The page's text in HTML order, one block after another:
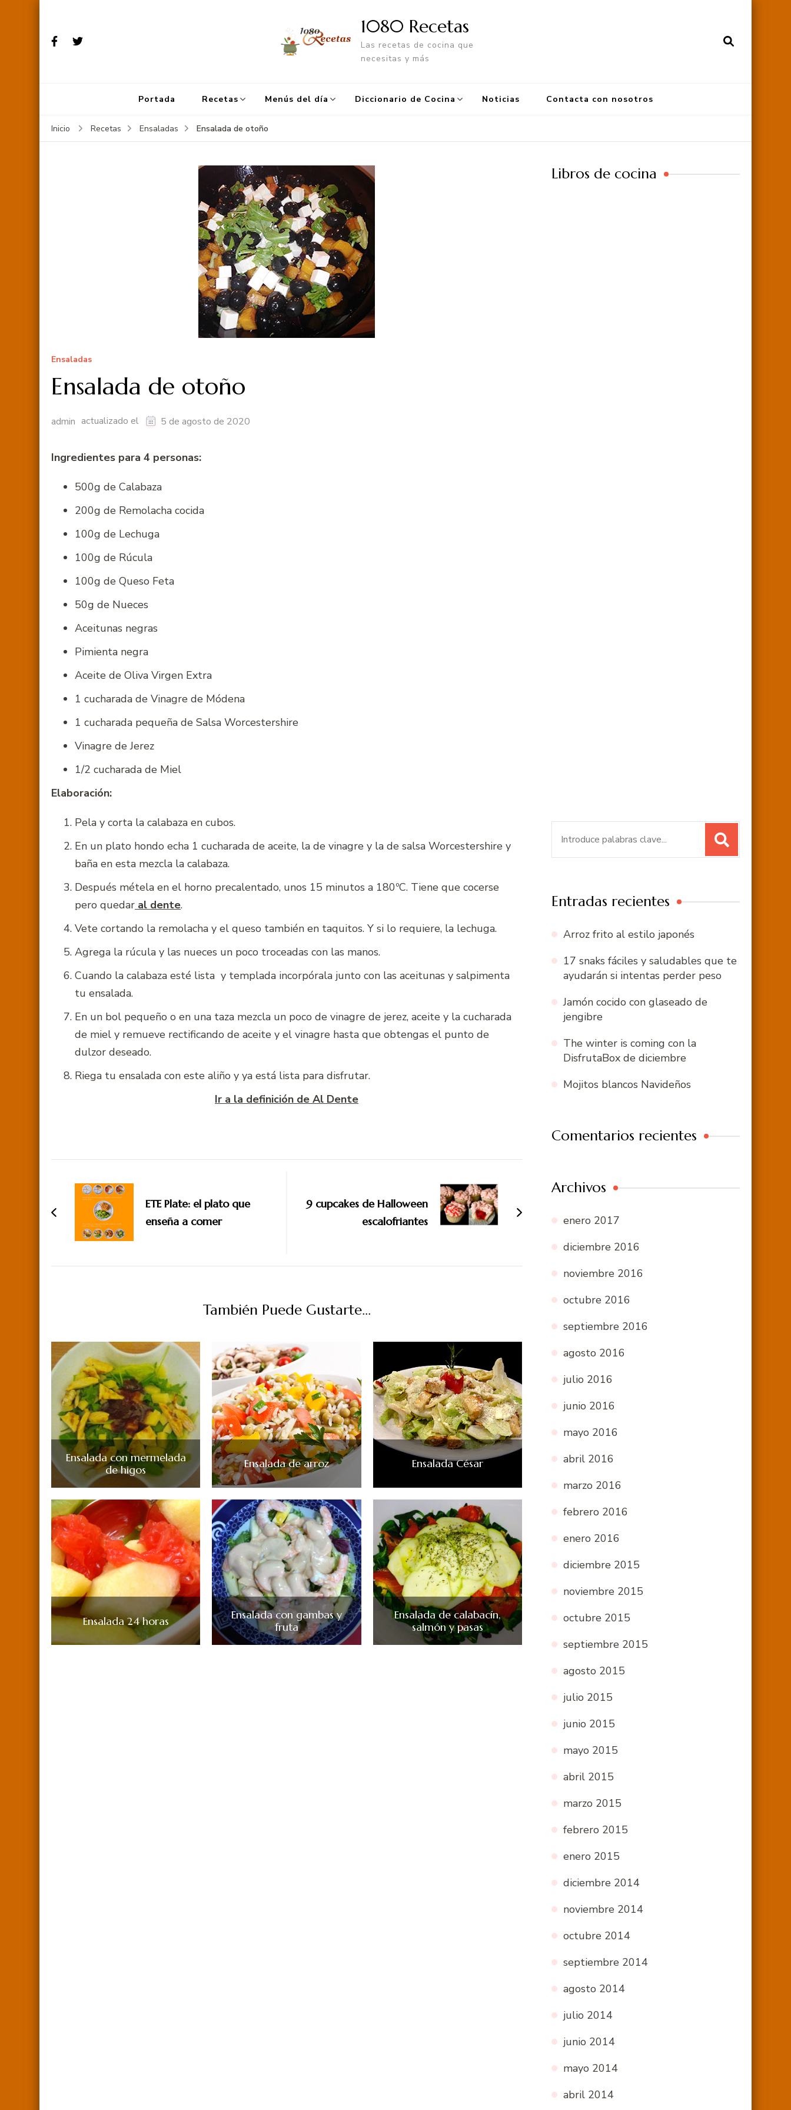
1080 Recetas
Las recetas de cocina que
necesitas y más
Portada Recetas Menús del día Diccionario de Cocina Noticias Contacta con nosotros
Inicio Recetas Ensaladas Ensalada de otoño
Ensaladas
Ensalada de otoño
admin actualizado el 5 de agosto de 2020
Ingredientes para 4 personas:
500g de Calabaza
200g de Remolacha cocida
100g de Lechuga
100g de Rúcula
100g de Queso Feta
50g de Nueces
Aceitunas negras
Pimienta negra
Aceite de Oliva Virgen Extra
1 cucharada de Vinagre de Módena
1 cucharada pequeña de Salsa Worcestershire
Vinagre de Jerez
1/2 cucharada de Miel
Elaboración:
Pela y corta la calabaza en cubos.
En un plato hondo echa 1 cucharada de aceite, la de vinagre y la de salsa Worcestershire y
baña en esta mezcla la calabaza.
Después métela en el horno precalentado, unos 15 minutos a 180ºC. Tiene que cocerse
pero quedar al dente.
Vete cortando la remolacha y el queso también en taquitos. Y si lo requiere, la lechuga.
Agrega la rúcula y las nueces un poco troceadas con las manos.
Cuando la calabaza esté lista y templada incorpórala junto con las aceitunas y salpimenta
tu ensalada.
En un bol pequeño o en una taza mezcla un poco de vinagre de jerez, aceite y la cucharada
de miel y remueve rectificando de aceite y el vinagre hasta que obtengas el punto de
dulzor deseado.
Riega tu ensalada con este aliño y ya está lista para disfrutar.
Ir a la definición de Al Dente
entradas
ETE Plate: el plato que
enseña a comer
9 cupcakes de Halloween
escalofriantes
También Puede Gustarte...
Ensalada con mermelada
de higos
Ensalada de arroz Ensalada César
Ensalada 24 horas
Ensalada con gambas y
fruta
Ensalada de calabacín,
salmón y pasas
Libros de cocina
Entradas recientes
Arroz frito al estilo japonés
17 snaks fáciles y saludables que te
ayudarán si intentas perder peso
Jamón cocido con glaseado de
jengibre
The winter is coming con la
DisfrutaBox de diciembre
Mojitos blancos Navideños
Comentarios recientes
Archivos
enero 2017
diciembre 2016
noviembre 2016
octubre 2016
septiembre 2016
agosto 2016
julio 2016
junio 2016
mayo 2016
abril 2016
marzo 2016
febrero 2016
enero 2016
diciembre 2015
noviembre 2015
octubre 2015
septiembre 2015
agosto 2015
julio 2015
junio 2015
mayo 2015
abril 2015
marzo 2015
febrero 2015
enero 2015
diciembre 2014
noviembre 2014
octubre 2014
septiembre 2014
agosto 2014
julio 2014
junio 2014
mayo 2014
abril 2014